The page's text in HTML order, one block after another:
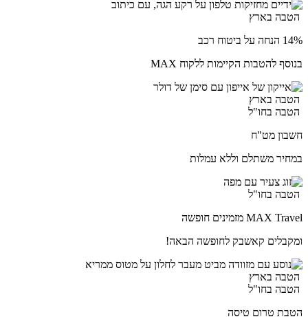
הטבה בארץ
14% הנחה על ביטוח רכב
בנוסף להטבות הקיימות ללקוח MAX
הטבה בארץ
הטבה בחו"ל
חשבון מט"ח
במחיר משתלם וללא עמלות
הטבה בחו"ל
MAX Travel מזמינים חופשה
ומקבלים קאשבק לחופשה הבאה!
הטבה בארץ
הטבה בחו"ל
הטבת טרום טיסה